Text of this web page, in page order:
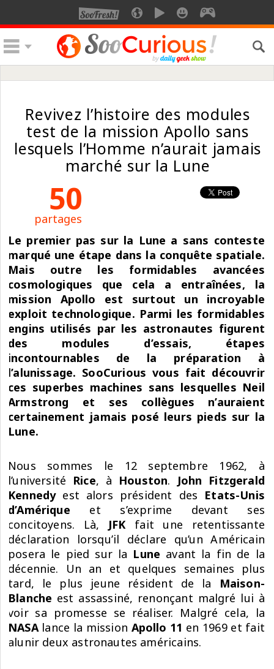
Revivez l’histoire des modules
test de la mission Apollo sans
lesquels l’Homme n’aurait jamais
marché sur la Lune
50
partages
Le premier pas sur la Lune a sans conteste
marqué une étape dans la conquête spatiale.
Mais outre les formidables avancées
cosmologiques que cela a entraînées, la
mission Apollo est surtout un incroyable
exploit technologique. Parmi les formidables
engins utilisés par les astronautes figurent
des modules d’essais, étapes
incontournables de la préparation à
l’alunissage. SooCurious vous fait découvrir
ces superbes machines sans lesquelles Neil
Armstrong et ses collègues n’auraient
certainement jamais posé leurs pieds sur la
Lune.
Nous sommes le 12 septembre 1962, à
l’université Rice, à Houston.
John Fitzgerald
Kennedyest alors président des Etats-Unis
d’Amérique et s’exprime devant ses
concitoyens. Là, JFKfait une retentissante
déclaration lorsqu’il déclare qu’un Américain
posera le pied sur la Lune avant la fin de la
décennie. Un an et quelques semaines plus
tard, le plus jeune résident de la Maison-
Blanche est assassiné, renonçant malgré lui à
voir sa promesse se réaliser. Malgré cela, la
NASAlance la mission Apollo 11 en 1969 et fait
alunir deux astronautes américains.